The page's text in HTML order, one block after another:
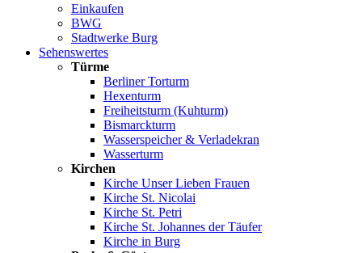
Einkaufen
BWG
Stadtwerke Burg
Sehenswertes
Türme
Berliner Torturm
Hexenturm
Freiheitsturm (Kuhturm)
Bismarckturm
Wasserspeicher & Verladekran
Wasserturm
Kirchen
Kirche Unser Lieben Frauen
Kirche St. Nicolai
Kirche St. Petri
Kirche St. Johannes der Täufer
Kirche in Burg